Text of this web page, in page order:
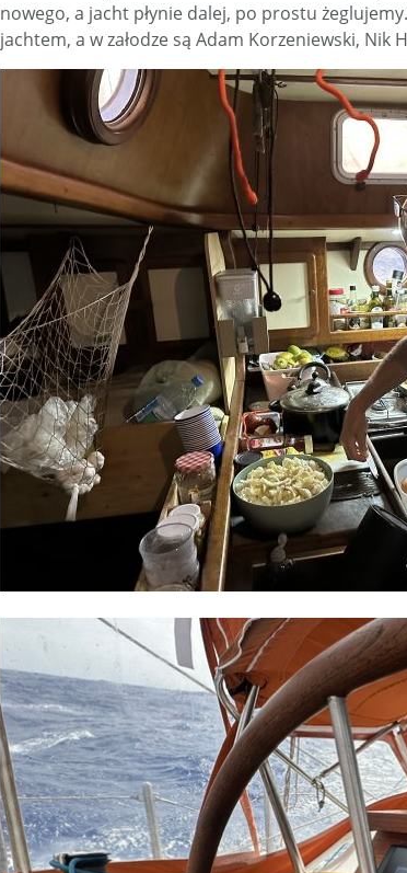
nowego, a jacht płynie dalej, po prostu
jachtem, a w załodze są Adam Korzeniewski, Nik